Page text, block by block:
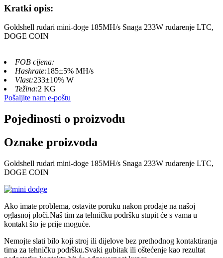
Kratki opis:
Goldshell rudari mini-doge 185MH/s Snaga 233W rudarenje LTC,
DOGE COIN
FOB cijena:
Hashrate:185±5% MH/s
Vlast:233±10% W
Težina:2 KG
Pošaljite nam e-poštu
Pojedinosti o proizvodu
Oznake proizvoda
Goldshell rudari mini-doge 185MH/s Snaga 233W rudarenje LTC,
DOGE COIN
Ako imate problema, ostavite poruku nakon prodaje na našoj
oglasnoj ploči.Naš tim za tehničku podršku stupit će s vama u
kontakt što je prije moguće.
Nemojte slati bilo koji stroj ili dijelove bez prethodnog kontaktiranja
tima za tehničku podršku.Svaki gubitak ili oštećenje kao rezultat